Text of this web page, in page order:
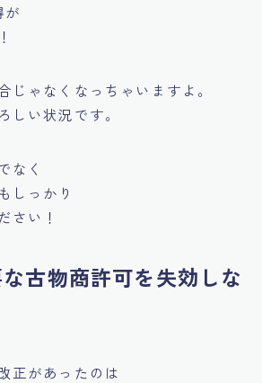
が
じゃなくなっちゃいますよ。
しい状況です。
なく
しっかり
さい！
古物商許可を失効しな
正があったのは